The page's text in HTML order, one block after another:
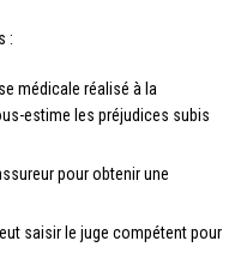
:
médicale réalisé à la
estime les préjudices subis
pour obtenir une
saisir le juge compétent pour